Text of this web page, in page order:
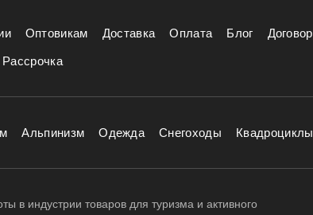
Оптовикам Доставка Оплата Блог Договор
Рассрочка
Альпинизм Одежда Снегоходы Квадроциклы
в индустрии товаров для туризма и активного